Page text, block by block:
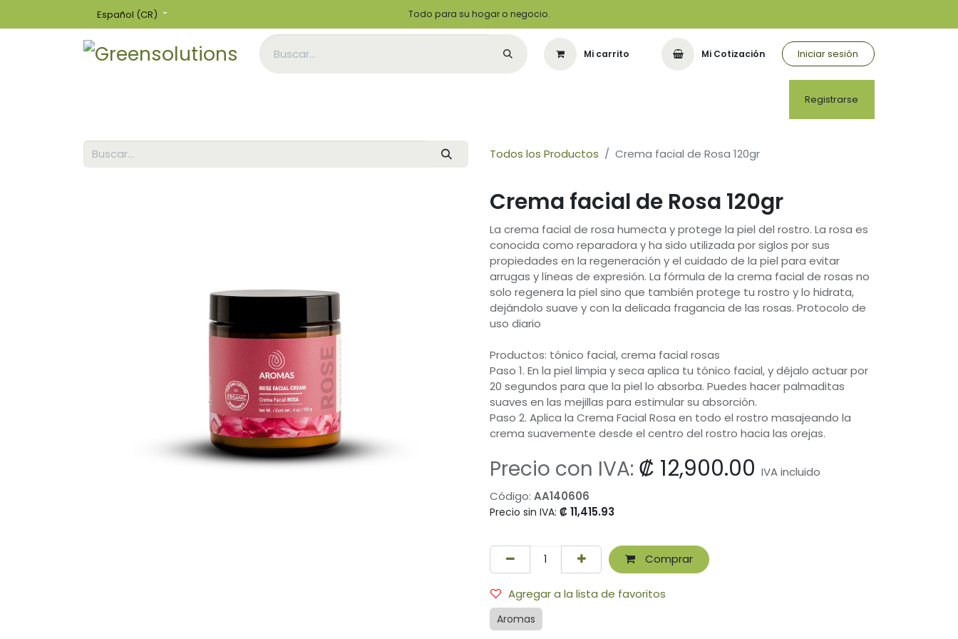
Español (CR) Todo para su hogar o negocio.
Mi carrito Mi Cotización Iniciar sesión
Registrarse
Todos los Productos Crema facial de Rosa 120gr
Crema facial de Rosa 120gr
La crema facial de rosa humecta y protege la piel del rostro. La rosa es
conocida como reparadora y ha sido utilizada por siglos por sus
propiedades en la regeneración y el cuidado de la piel para evitar
arrugas y líneas de expresión. La fórmula de la crema facial de rosas no
solo regenera la piel sino que también protege tu rostro y lo hidrata,
dejándolo suave y con la delicada fragancia de las rosas. Protocolo de
uso diario
Productos: tónico facial, crema facial rosas
Paso 1. En la piel limpia y seca aplica tu tónico facial, y déjalo actuar por
20 segundos para que la piel lo absorba. Puedes hacer palmaditas
suaves en las mejillas para estimular su absorción.
Paso 2. Aplica la Crema Facial Rosa en todo el rostro masajeando la
crema suavemente desde el centro del rostro hacia las orejas.
Precio con IVA: ₡ 12,900.00 IVA incluido
Código: AA140606
Precio sin IVA: ₡11,415.93
Comprar
Agregar a la lista de favoritos
Aromas